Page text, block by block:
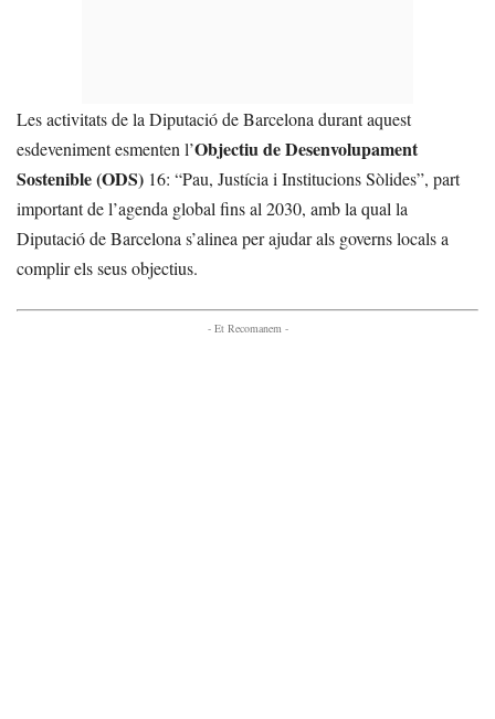
Les activitats de la Diputació de Barcelona durant aquest
esdeveniment esmenten l’Objectiu de Desenvolupament
Sostenible (ODS) 16: “Pau, Justícia i Institucions Sòlides”, part
important de l’agenda global fins al 2030, amb la qual la
Diputació de Barcelona s’alinea per ajudar als governs locals a
complir els seus objectius.
- Et Recomanem -